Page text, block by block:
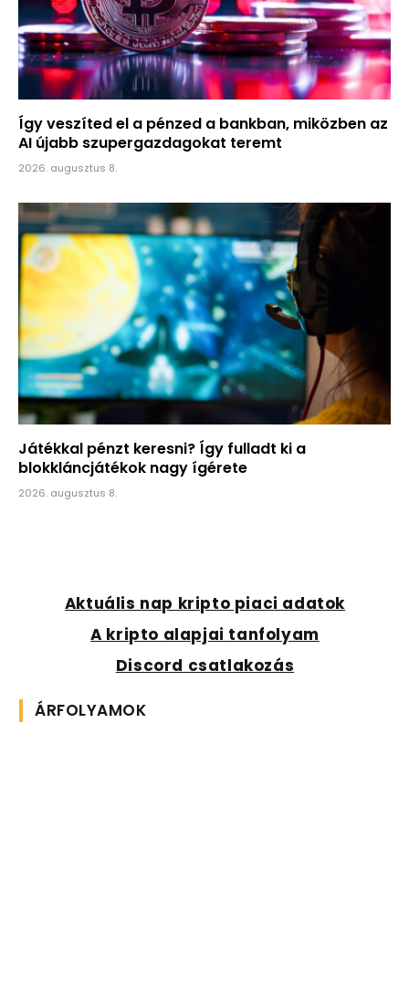
Így veszíted el a pénzed a bankban, miközben az
AI újabb szupergazdagokat teremt
2026. augusztus 8.
Játékkal pénzt keresni? Így fulladt ki a
blokkláncjátékok nagy ígérete
2026. augusztus 8.
Aktuális nap kripto piaci adatok
A kripto alapjai tanfolyam
Discord csatlakozás
ÁRFOLYAMOK